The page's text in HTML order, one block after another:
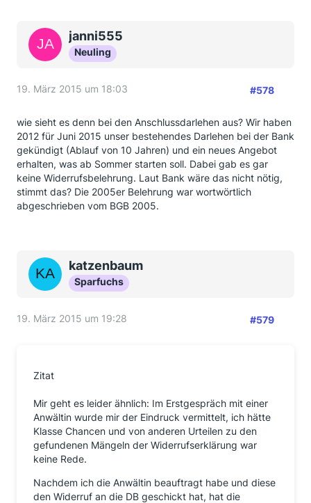
janni555
Neuling
19. März 2015 um 18:03 #578
wie sieht es denn bei den Anschlussdarlehen aus? Wir haben
2012 für Juni 2015 unser bestehendes Darlehen bei der Bank
gekündigt (Ablauf von 10 Jahren) und ein neues Angebot
erhalten, was ab Sommer starten soll. Dabei gab es gar
keine Widerrufsbelehrung. Laut Bank wäre das nicht nötig,
stimmt das? Die 2005er Belehrung war wortwörtlich
abgeschrieben vom BGB 2005.
katzenbaum
Sparfuchs
19. März 2015 um 19:28 #579
Zitat
Mir geht es leider ähnlich: Im Erstgespräch mit einer
Anwältin wurde mir der Eindruck vermittelt, ich hätte
Klasse Chancen und von anderen Urteilen zu den
gefundenen Mängeln der Widerrufserklärung war
keine Rede.
Nachdem ich die Anwältin beauftragt habe und diese
den Widerruf an die DB geschickt hat, hat die